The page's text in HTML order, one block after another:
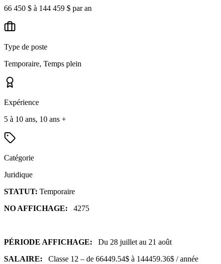
66 450 $ à 144 459 $ par an
Type de poste
Temporaire, Temps plein
Expérience
5 à 10 ans, 10 ans +
Catégorie
Juridique
STATUT: Temporaire
NO AFFICHAGE: 4275
PÉRIODE AFFICHAGE: Du 28 juillet au 21 août
SALAIRE: Classe 12 – de 66449.54$ à 144459.36$ / année